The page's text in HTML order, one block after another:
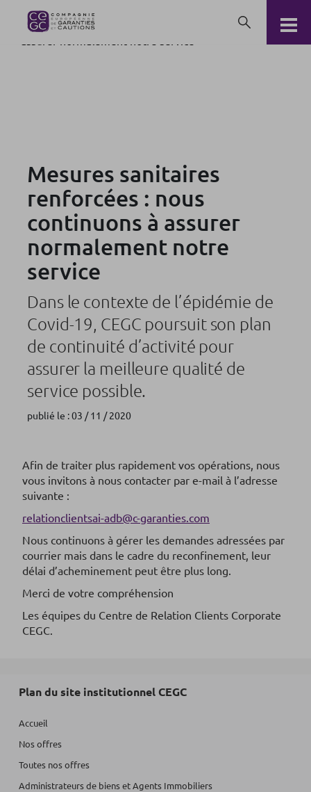
Mesures sanitaires renforcées : nous continuons à
Mesures sanitaires
renforcées : nous
continuons à assurer
normalement notre
service
Dans le contexte de l’épidémie de
Covid-19, CEGC poursuit son plan
de continuité d’activité pour
assurer la meilleure qualité de
service possible.
publié le : 03 / 11 / 2020
Afin de traiter plus rapidement vos opérations, nous
vous invitons à nous contacter par e-mail à l’adresse
suivante :
relationclientsai-adb@c-garanties.com
Nous continuons à gérer les demandes adressées par
courrier mais dans le cadre du reconfinement, leur
délai d’acheminement peut être plus long.
Merci de votre compréhension
Les équipes du Centre de Relation Clients Corporate
CEGC.
Plan du site institutionnel CEGC
Accueil
Nos offres
Toutes nos offres
Administrateurs de biens et Agents Immobiliers